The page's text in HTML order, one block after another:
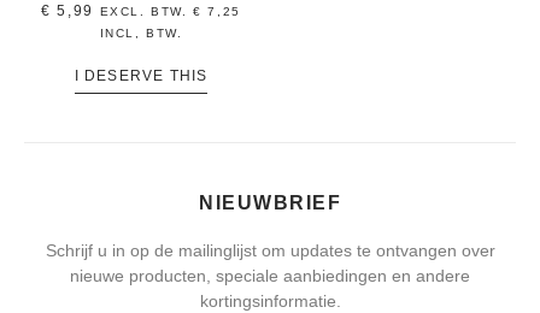
€ 5,99 EXCL. BTW.€ 7,25
INCL, BTW.
I DESERVE THIS
NIEUWBRIEF
Schrijf u in op de mailinglijst om updates te ontvangen over
nieuwe producten, speciale aanbiedingen en andere
kortingsinformatie.